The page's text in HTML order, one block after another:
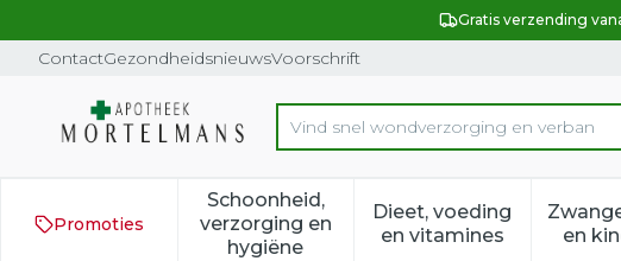
Gratis verzending
ContactGezondheidsnieuwsVoorschrift
Product, merk, categorie...
Vind snel wondverzorgin
Promoties
Schoonheid,
verzorging en
hygiëne
Toon submenu voor Schoonheid,
Dieet, voeding
en vitaminesToon submenu
en